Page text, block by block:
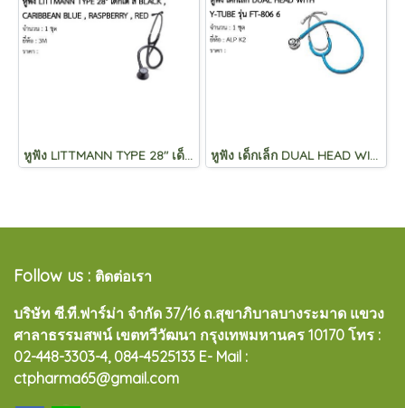
หูฟัง LITTMANN TYPE 28" เด็กโต สี BLACK , CARIBBEAN BLUE , RASPBERRY , RED หูฟัง เด็กเล็ก DUAL HEAD WITH Y-TUBE รุ่น FT-806 6
Follow us : ติดต่อเรา
บริษัท ซี.ที.ฟาร์ม่า จำกัด 37/16 ถ.สุขาภิบาลบางระมาด แขวง
ศาลาธรรมสพน์ เขตทวีวัฒนา กรุงเทพมหานคร 10170 โทร :
02-448-3303-4, 084-4525133 E- Mail :
ctpharma65@gmail.com